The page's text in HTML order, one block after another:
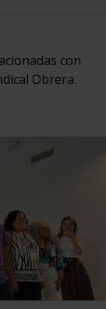
con
Obrera.